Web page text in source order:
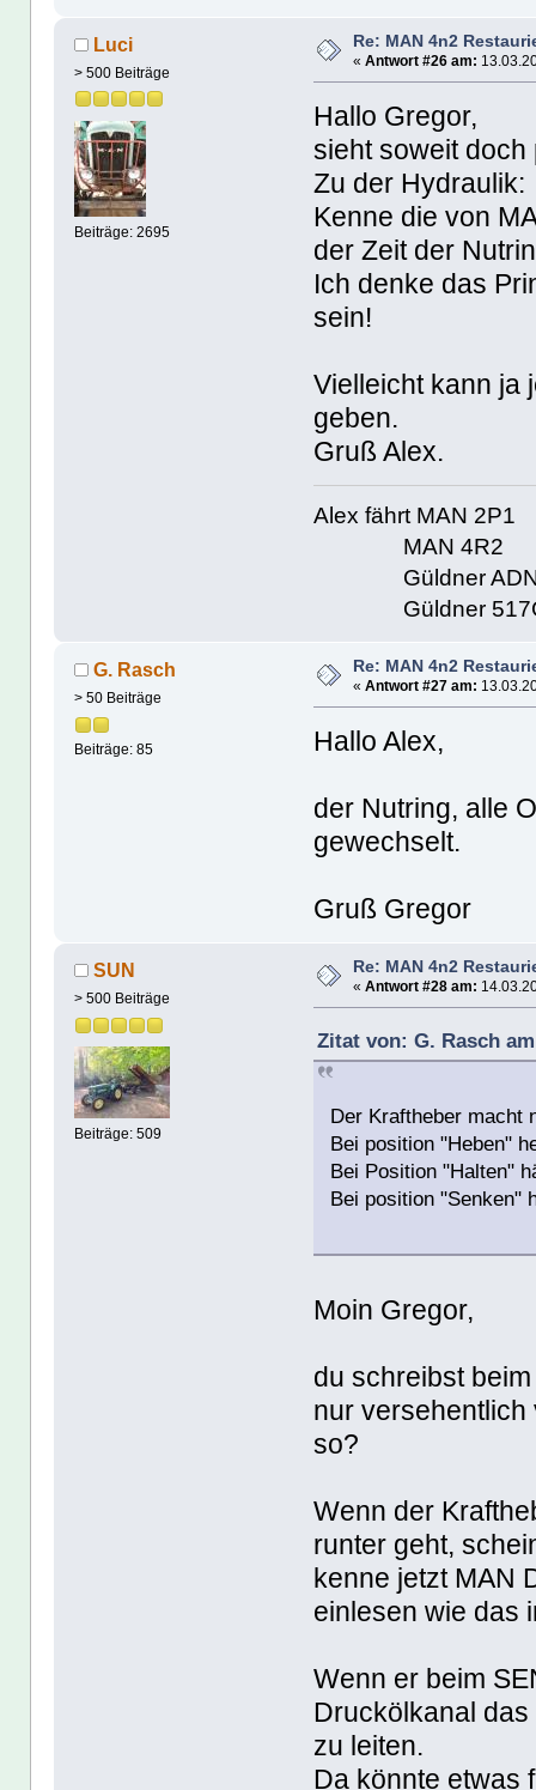
Luci
> 500 Beiträge
Beiträge: 2695
Re: MAN 4n2
« Antwort #26 am:
Hallo Gregor,
sieht soweit doch
Zu der Hydraulik:
Kenne die von
der Zeit der
Ich denke das
sein!
Vielleicht kann ja
geben.
Gruß Alex.
Alex fährt MAN 2P1
MAN 4R2
Güldner ADN
Güldner
G. Rasch
> 50 Beiträge
Beiträge: 85
Re: MAN 4n2
« Antwort #27 am:
Hallo Alex,
der Nutring, alle
gewechselt.
Gruß Gregor
SUN
> 500 Beiträge
Beiträge: 509
Re: MAN 4n2
« Antwort #28 am:
Zitat von: G. Rasch
Der Kraftheber macht
Bei position "Heben"
Bei Position "Halten"
Bei position "Senken"
Moin Gregor,
du schreibst
nur
so?
Wenn der
runter geht,
kenne jetzt MAN
einlesen wie das
Wenn er beim
Druckölkanal
zu leiten.
Da könnte etwas